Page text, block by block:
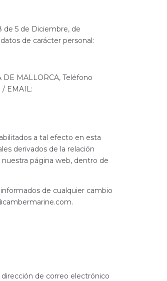
de 5 de Diciembre, de
de carácter personal:
DE MALLORCA, Teléfono
/ EMAIL:
a tal efecto en esta
derivados de la relación
página web, dentro de
de cualquier cambio
.
de correo electrónico